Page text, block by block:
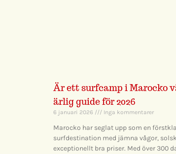
Är ett surfcamp i Marocko
ärlig guide för 2026
6 januari 2026 Inga kommentarer
Marocko har seglat upp som en
surfdestination med jämna vågor,
exceptionellt bra priser. Med över 300